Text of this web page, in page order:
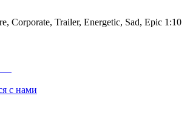
Corporate, Trailer, Energetic, Sad, Epic 1:10
с нами